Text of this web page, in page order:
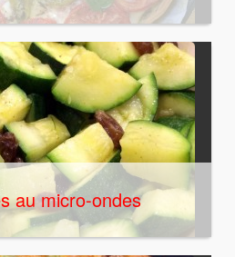
au micro-ondes